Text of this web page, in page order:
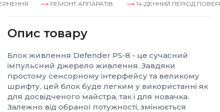
РЕМОНТ АППАРАТІВ 14-ДЕННИЙ ПЕРІОД
Опис товару
Блок живлення Defender PS-8 - це сучасний
імпульсний джерело живлення. Завдяки
простому сенсорному інтерфейсу та великому
шрифту, цей блок буде легким у використанні як
для досвідченого майстра, так і для новачка.
Залежно від обраної потужності, змінюється